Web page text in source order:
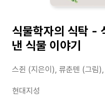
식물학자의 식탁 -
낸 식물 이야기
스쥔 (지은이), 류춘톈 (그림
현대지성